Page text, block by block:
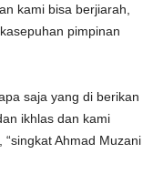
kami bisa berjiarah,
pimpinan
saja yang di berikan
ikhlas dan kami
Ahmad Muzani